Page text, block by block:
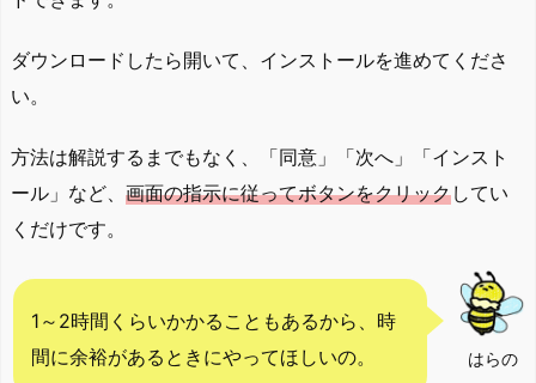
ダウンロードしたら開いて、インストールを進めてくださ
い。
方法は解説するまでもなく、「同意」「次へ」「インスト
ール」など、 画面の指示に従ってボタンをクリックしてい
くだけです。
はらの
1～2時間くらいかかることもあるから、時
間に余裕があるときにやってほしいの。